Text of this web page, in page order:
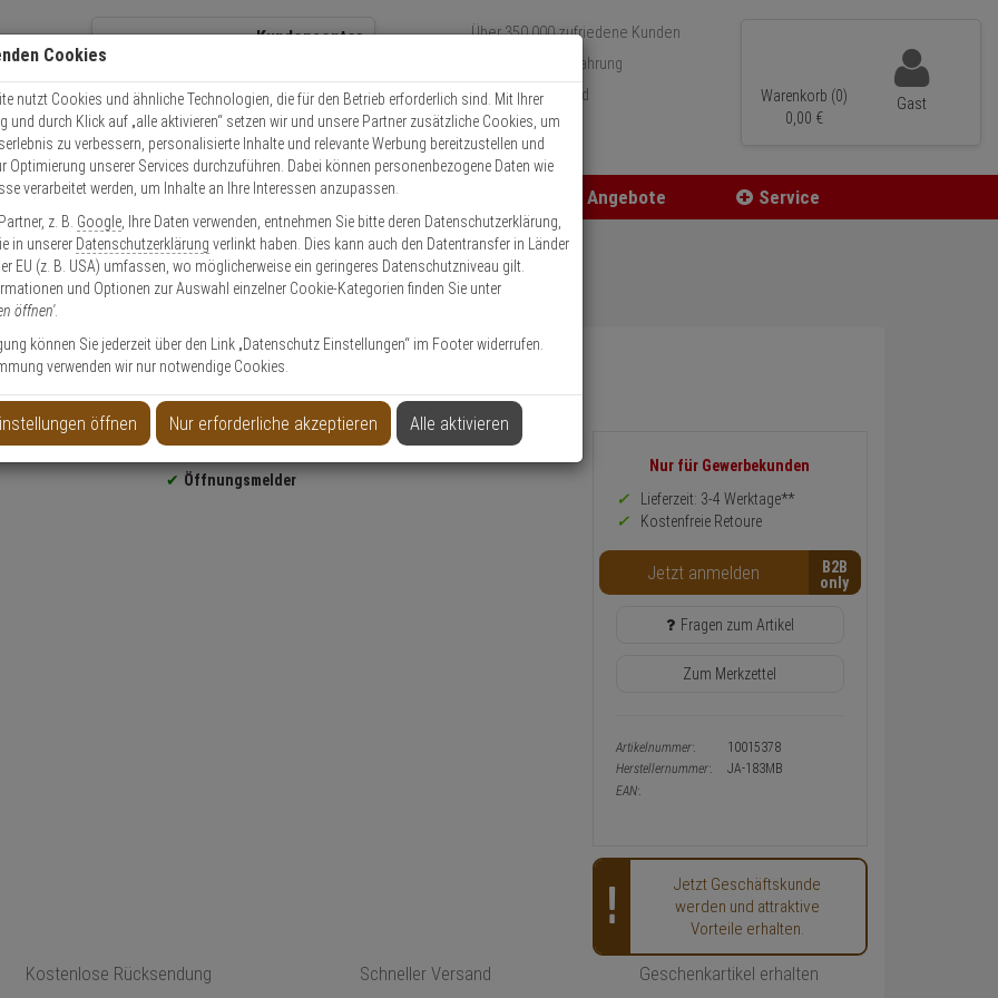
Kundencenter
Kontaktservice nutzen
Mo. - Do.: 8:00 - 16:30 Fr. 8:00 - 14:00 Uhr
Über 350.000 zufriedene Kunden
Über 15 Jahre Erfahrung
Schneller Versand
Warenkorb (0)
0, 00 €
Gast
Zutritt Einbruch Angebote Service
Funk Öffnungsmelder, braun
braun
Produktinformationen
Konfigurations- & Installations-Service nutzen!
Öffnungsmelder
Informationen
Preis,
Verfügbakeit
Warenkorb-
oder
Konfigurieren-
Nur für Gewerbekunden
Lieferzeit: 3-4 Werktage**
Kostenfreie Retoure
Jetzt anmelden B2B
Fragen zum Artikel
Zum Merkzettel
Artikelnummer:
10015378
Herstellernummer:
JA-183MB
EAN:
Jetzt Geschäftskunde
werden und attraktive
Vorteile erhalten.
Kostenlose Rücksendung Schneller Versand Geschenkartikel erhalten
Cookies
nutzt Cookies und ähnliche Technologien, die für den Betrieb erforderlich sind. Mit Ihrer
und durch Klick auf „alle aktivieren“ setzen wir und unsere Partner zusätzliche Cookies, um
zu verbessern, personalisierte Inhalte und relevante Werbung bereitzustellen und
Optimierung unserer Services durchzuführen. Dabei können personenbezogene Daten wie
verarbeitet werden, um Inhalte an Ihre Interessen anzupassen.
z. B. Google , Ihre Daten verwenden, entnehmen Sie bitte deren Datenschutzerklärung,
in unserer Datenschutzerklärung verlinkt haben. Dies kann auch den Datentransfer in Länder
EU (z. B. USA) umfassen, wo möglicherweise ein geringeres Datenschutzniveau gilt.
und Optionen zur Auswahl einzelner Cookie-Kategorien finden Sie unter
öffnen'.
können Sie jederzeit über den Link „Datenschutz Einstellungen“ im Footer widerrufen.
verwenden wir nur notwendige Cookies.
öffnen Nur erforderliche akzeptieren Alle aktivieren